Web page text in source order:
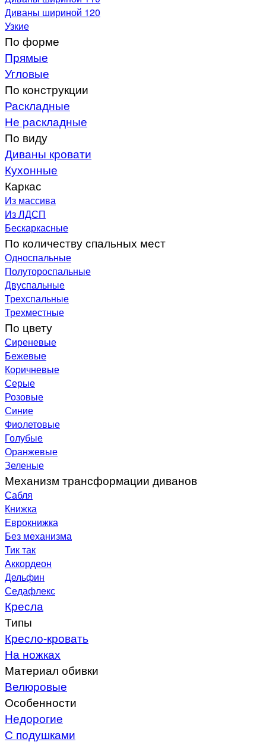
Диваны шириной 120
Узкие
По форме
Прямые
Угловые
По конструкции
Раскладные
Не раскладные
По виду
Диваны кровати
Кухонные
Каркас
Из массива
Из ЛДСП
Бескаркасные
По количеству спальных мест
Односпальные
Полутороспальные
Двуспальные
Трехспальные
Трехместные
По цвету
Сиреневые
Бежевые
Коричневые
Серые
Розовые
Синие
Фиолетовые
Голубые
Оранжевые
Зеленые
Механизм трансформации диванов
Сабля
Книжка
Еврокнижка
Без механизма
Тик так
Аккордеон
Дельфин
Седафлекс
Кресла
Типы
Кресло-кровать
На ножках
Материал обивки
Велюровые
Особенности
Недорогие
С подушками